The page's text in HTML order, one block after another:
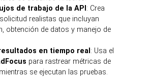
de trabajo de la API : Crea
realistas que incluyan
obtención de datos y manejo de
en tiempo real : Usa el
para rastrear métricas de
se ejecutan las pruebas.